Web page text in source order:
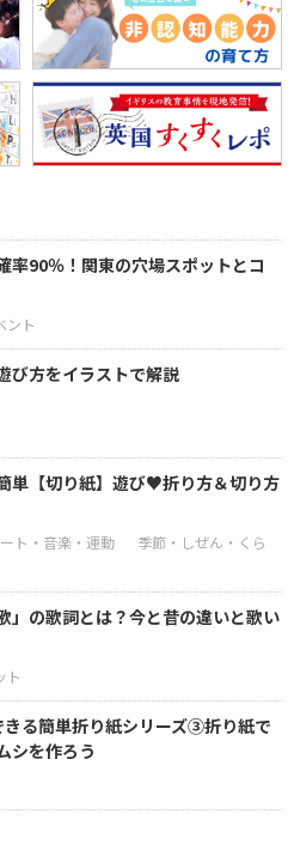
率90％！関東の穴場スポットとコ
び方をイラストで解説
単【切り紙】遊び♥折り方＆切り方
」の歌詞とは？今と昔の違いと歌い
る簡単折り紙シリーズ③折り紙で
シを作ろう